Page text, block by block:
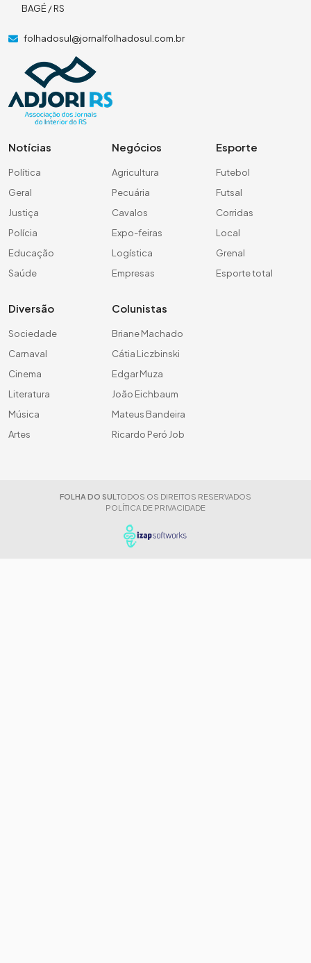
BAGÉ / RS
folhadosul@jornalfolhadosul.com.br
Notícias
Política
Geral
Justiça
Polícia
Educação
Saúde
Negócios
Agricultura
Pecuária
Cavalos
Expo-feiras
Logística
Empresas
Esporte
Futebol
Futsal
Corridas
Local
Grenal
Esporte total
Diversão
Sociedade
Carnaval
Cinema
Literatura
Música
Artes
Colunistas
Briane Machado
Cátia Liczbinski
Edgar Muza
João Eichbaum
Mateus Bandeira
Ricardo Peró Job
FOLHA DO SUL TODOS OS DIREITOS RESERVADOS
POLÍTICA DE PRIVACIDADE